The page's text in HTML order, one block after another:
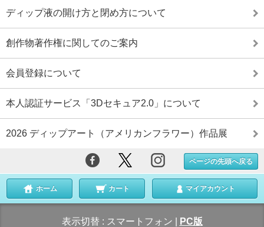
ディップ液の開け方と閉め方について
創作物著作権に関してのご案内
会員登録について
本人認証サービス「3Dセキュア2.0」について
2026 ディップアート（アメリカンフラワー）作品展
ページの先頭へ戻る
ホーム カート マイアカウント
表示切替 : スマートフォン PC版